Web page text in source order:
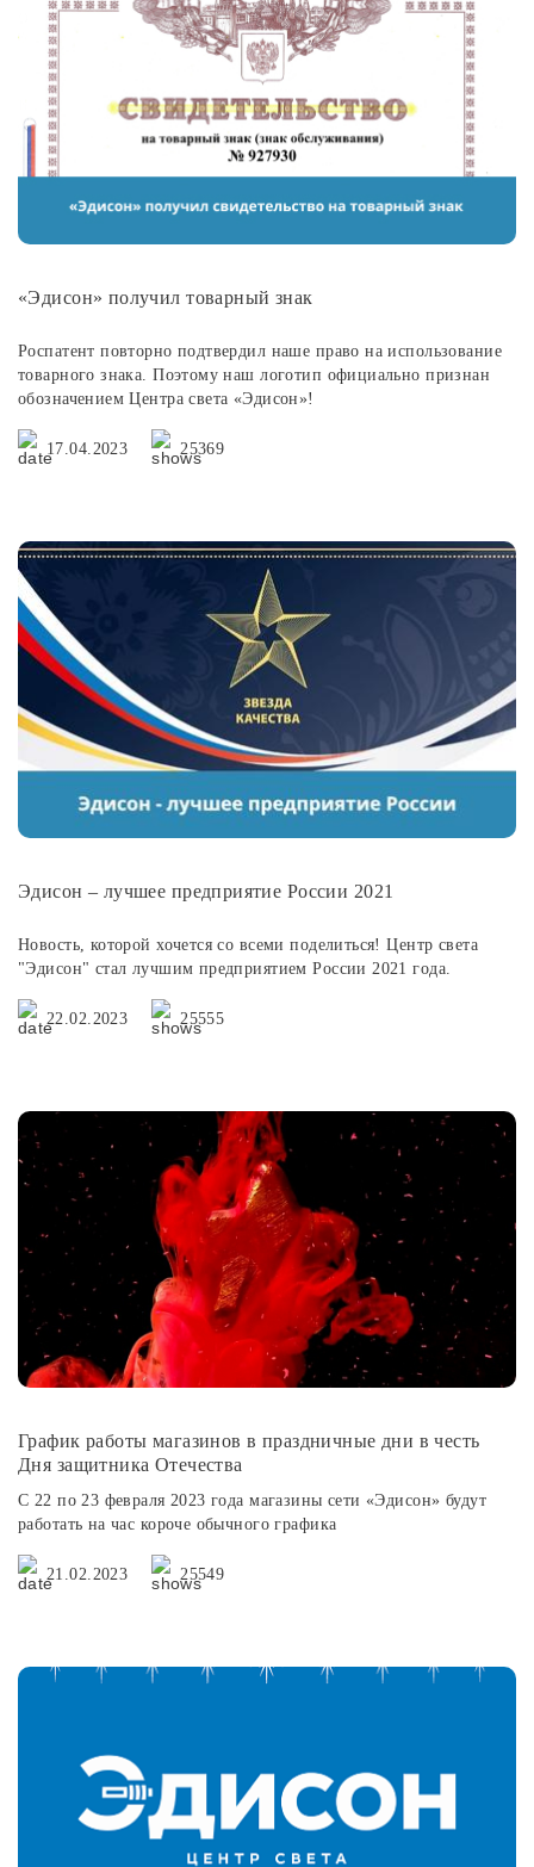
«Эдисон» получил товарный знак
Роспатент повторно подтвердил наше право на использование
товарного знака. Поэтому наш логотип официально признан
обозначением Центра света «Эдисон»!
17.04.2023 25369
Эдисон – лучшее предприятие России 2021
Новость, которой хочется со всеми поделиться! Центр света
"Эдисон" стал лучшим предприятием России 2021 года.
22.02.2023 25555
График работы магазинов в праздничные дни в честь
Дня защитника Отечества
C 22 по 23 февраля 2023 года магазины сети «Эдисон» будут
работать на час короче обычного графика
21.02.2023 25549